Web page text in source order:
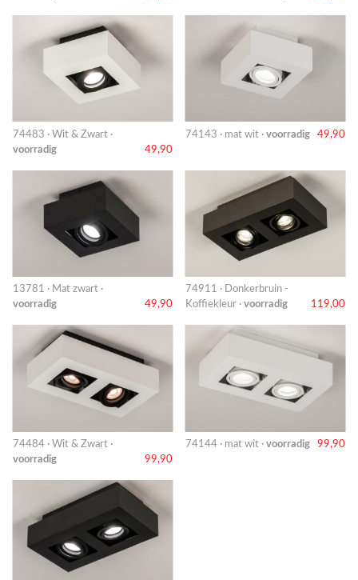
74483 · Wit & Zwart ·
voorradig
49,90
74143 · mat wit · voorradig 49,90
13781 · Mat zwart ·
voorradig
49,90
74911 · Donkerbruin -
Koffiekleur · voorradig 119,00
74484 · Wit & Zwart ·
voorradig
99,90
74144 · mat wit · voorradig 99,90